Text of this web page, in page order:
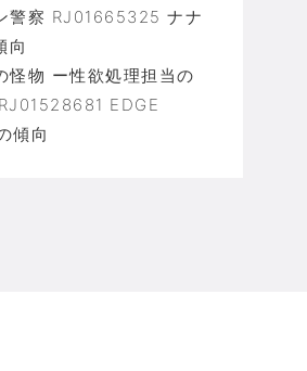
警察 RJ01665325 ナナ
向
怪物 ー性欲処理担当の
EDGE
傾向